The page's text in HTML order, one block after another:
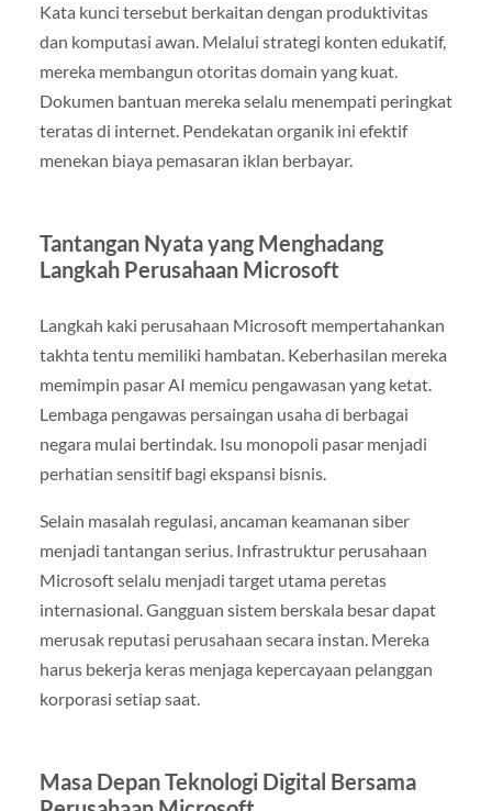
Kata kunci tersebut berkaitan dengan produktivitas
dan komputasi awan. Melalui strategi konten edukatif,
mereka membangun otoritas domain yang kuat.
Dokumen bantuan mereka selalu menempati peringkat
teratas di internet. Pendekatan organik ini efektif
menekan biaya pemasaran iklan berbayar.
Tantangan Nyata yang Menghadang
Langkah Perusahaan Microsoft
Langkah kaki perusahaan Microsoft mempertahankan
takhta tentu memiliki hambatan. Keberhasilan mereka
memimpin pasar AI memicu pengawasan yang ketat.
Lembaga pengawas persaingan usaha di berbagai
negara mulai bertindak. Isu monopoli pasar menjadi
perhatian sensitif bagi ekspansi bisnis.
Selain masalah regulasi, ancaman keamanan siber
menjadi tantangan serius. Infrastruktur perusahaan
Microsoft selalu menjadi target utama peretas
internasional. Gangguan sistem berskala besar dapat
merusak reputasi perusahaan secara instan. Mereka
harus bekerja keras menjaga kepercayaan pelanggan
korporasi setiap saat.
Masa Depan Teknologi Digital Bersama